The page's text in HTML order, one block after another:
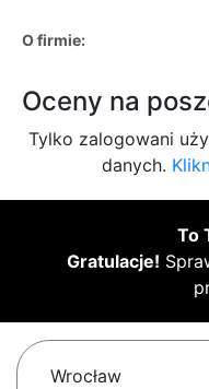
O firmie:
Oceny na
Tylko zalogowani
danych.
To
Gratulacje!
Wrocław